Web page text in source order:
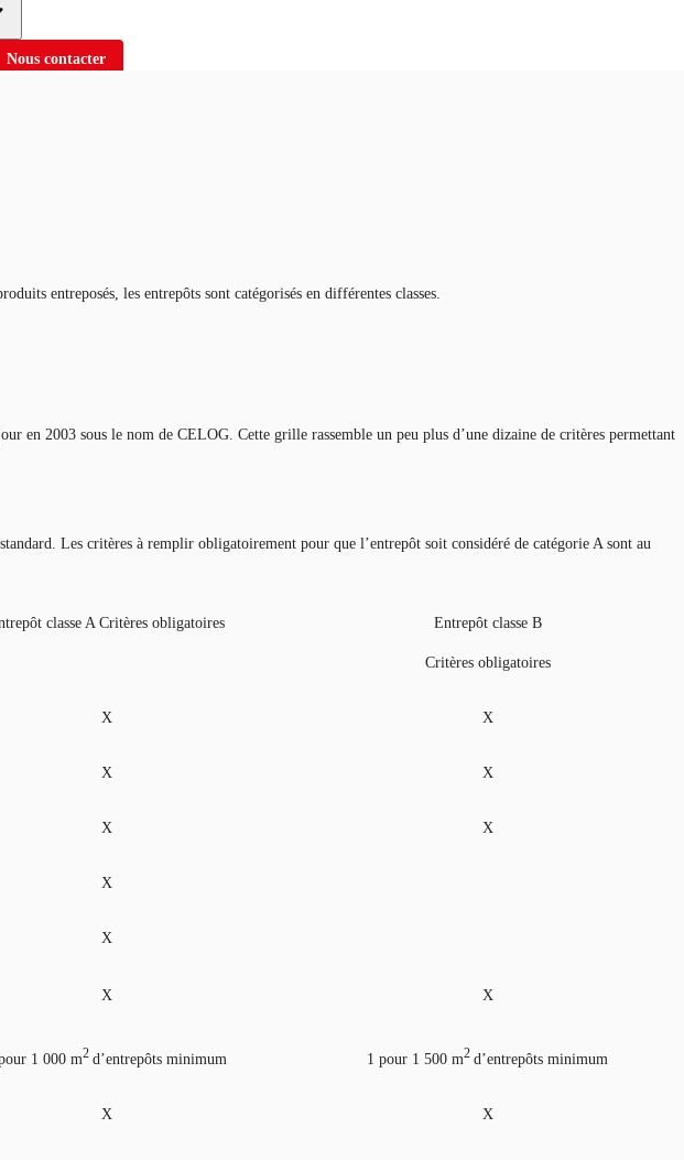
Nous contacter
entreposés, les entrepôts sont catégorisés en différentes classes.
2003 sous le nom de CELOG. Cette grille rassemble un peu plus d’une dizaine de critères permettant
Les critères à remplir obligatoirement pour que l’entrepôt soit considéré de catégorie A sont au
classe A Critères obligatoires Entrepôt classe B
Critères obligatoires
X X
X X
X X
X
X
X X
1 000 m2 d’entrepôts minimum 1 pour 1 500 m2 d’entrepôts minimum
X X